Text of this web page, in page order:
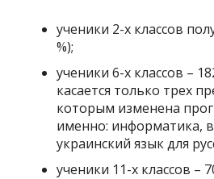
ученики 2-х классов
%);
ученики 6-х классов –
касается только трех
которым изменена
именно: информатика,
украинский язык для
ученики 11-х классов –